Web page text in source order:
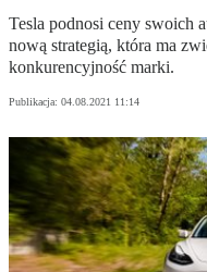
Tesla podnosi ceny swoich
nową strategią, która ma
konkurencyjność marki.
Publikacja: 04.08.2021 11:14